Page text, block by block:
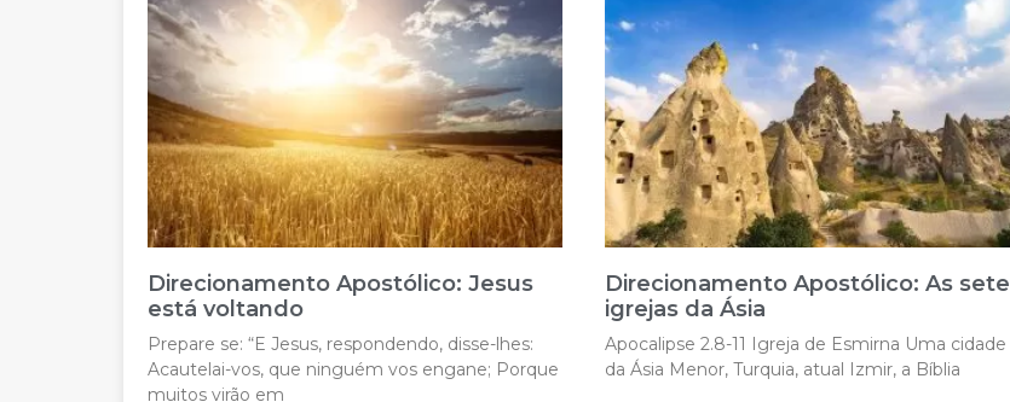
Direcionamento Apostólico: Jesus
está voltando
Prepare se: “E Jesus, respondendo, disse-lhes:
Acautelai-vos, que ninguém vos engane; Porque
muitos virão em
Direcionamento Apostólico: As sete
igrejas da Ásia
Apocalipse 2.8-11 Igreja de Esmirna Uma cidade
da Ásia Menor, Turquia, atual Izmir, a Bíblia